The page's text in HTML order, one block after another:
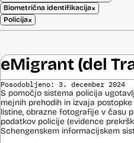
Biometrična identifikacija×
Policija×
eMigrant (del
Posodobljeno: 3. december 2024
S pomočjo sistema policija
mejnih prehodih in izvaja
listine, obrazne fotografije v času
podatkov policije (evidence
Schengenskem informacijskem